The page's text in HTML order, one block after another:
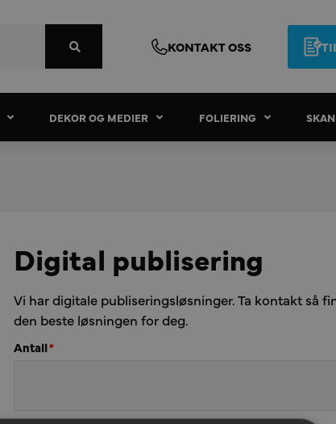
KONTAKT OSS
DEKOR OG MEDIER FOLIERING
Digital publisering
Vi har digitale publiseringsløsninger. Ta kontakt så
den beste løsningen for deg.
Antall*